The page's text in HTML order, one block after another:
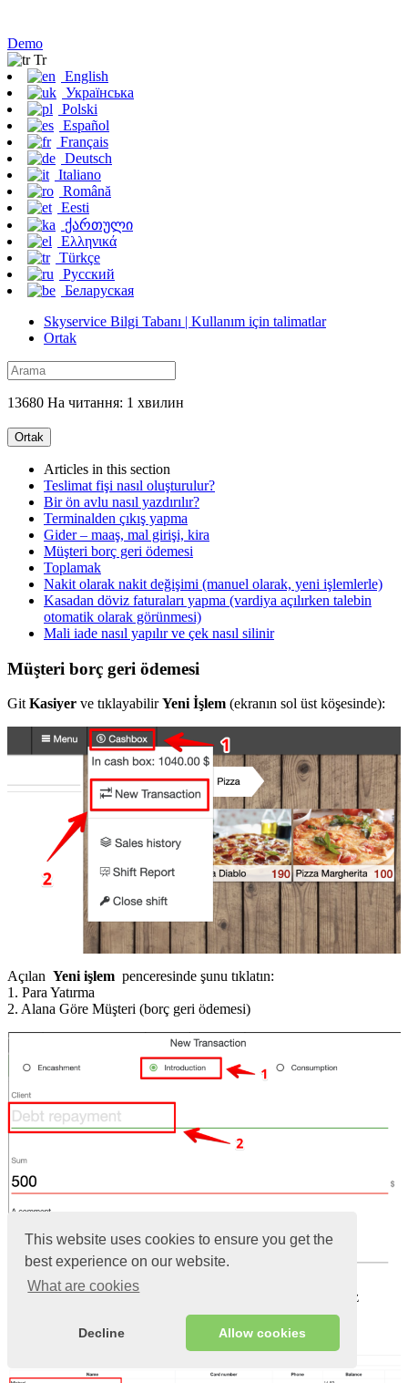
This website uses cookies to ensure you get the
best experience on our website.
What are cookies
Decline Allow cookies
Demo
Tr
English
Українська
Polski
Español
Français
Deutsch
Italiano
Română
Eesti
ქართული
Ελληνικά
Türkçe
Русский
Беларуская
Skyservice Bilgi Tabanı | Kullanım için talimatlar
Ortak
13680 На читання: 1 хвилин
Ortak
Articles in this section
Teslimat fişi nasıl oluşturulur?
Bir ön avlu nasıl yazdırılır?
Terminalden çıkış yapma
Gider – maaş, mal girişi, kira
Müşteri borç geri ödemesi
Toplamak
Nakit olarak nakit değişimi (manuel olarak, yeni işlemlerle)
Kasadan döviz faturaları yapma (vardiya açılırken talebin
otomatik olarak görünmesi)
Mali iade nasıl yapılır ve çek nasıl silinir
Müşteri borç geri ödemesi
GitKasiyer ve tıklayabilirYeni İşlem (ekranın sol üst köşesinde):
Açılan Yeni işlem penceresinde şunu tıklatın:
1. Para Yatırma
2. Alana Göre Müşteri (borç geri ödemesi)
Açılan Müşterilerpenceresinde borcunu
istediğiniz